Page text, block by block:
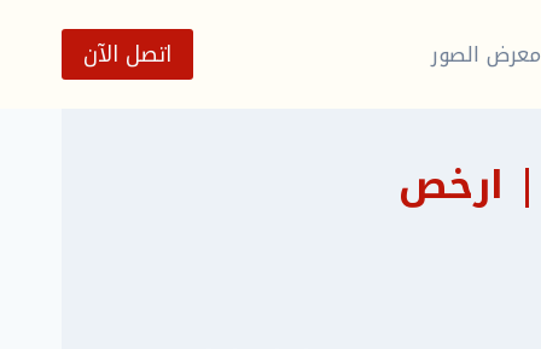
معرض الصور اتصل الآن
شركة نقل عفش بتربة | 0559192666 | ارخص